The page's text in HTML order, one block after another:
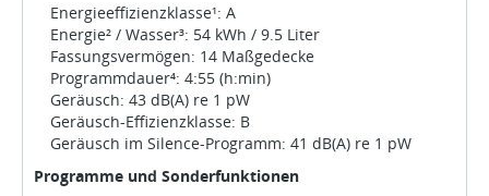
Energieeffizienzklasse¹: A
Energie² / Wasser³: 54 kWh / 9.5 Liter
Fassungsvermögen: 14 Maßgedecke
Programmdauer⁴: 4:55 (h:min)
Geräusch: 43 dB(A) re 1 pW
Geräusch-Effizienzklasse: B
Geräusch im Silence-Programm: 41 dB(A) re 1 pW
Programme und Sonderfunktionen